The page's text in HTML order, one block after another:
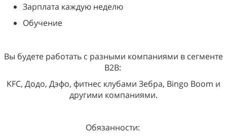
Зарплата каждую неделю
Обучение
Вы будете работать с разными компаниями в сегменте
B2B:
KFC, Додо, Дэфо, фитнес клубами Зебра, Bingo Boom и
другими компаниями.
Обязанности: